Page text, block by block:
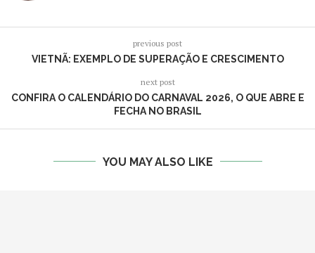
previous post
VIETNÃ: EXEMPLO DE SUPERAÇÃO E CRESCIMENTO
next post
CONFIRA O CALENDÁRIO DO CARNAVAL 2026, O QUE ABRE E
FECHA NO BRASIL
YOU MAY ALSO LIKE